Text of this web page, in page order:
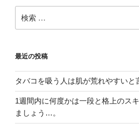
索:
最近の投稿
タバコを吸う人は肌が荒れやすいと
1週間内に何度かは一段と格上のス
ましょう…。